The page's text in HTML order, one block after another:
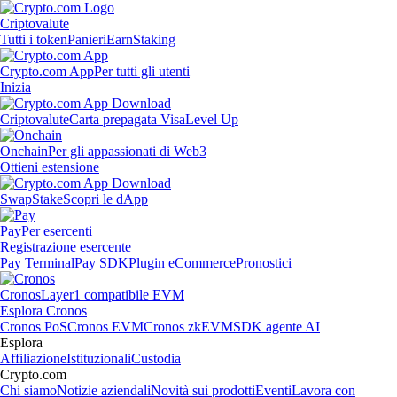
Criptovalute
Tutti i tokenPanieriEarnStaking
Crypto.com AppPer tutti gli utenti
Inizia
CriptovaluteCarta prepagata VisaLevel Up
OnchainPer gli appassionati di Web3
Ottieni estensione
SwapStakeScopri le dApp
PayPer esercenti
Registrazione esercente
Pay TerminalPay SDKPlugin eCommercePronostici
CronosLayer1 compatibile EVM
Esplora Cronos
Cronos PoSCronos EVMCronos zkEVMSDK agente AI
Esplora
AffiliazioneIstituzionaliCustodia
Crypto.com
Chi siamoNotizie aziendaliNovità sui prodottiEventiLavora con